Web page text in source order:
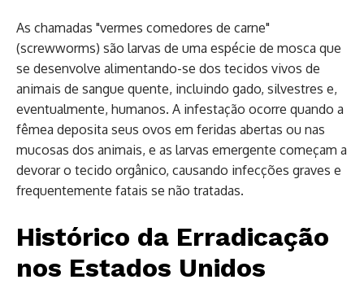
As chamadas "vermes comedores de carne"
(screwworms) são larvas de uma espécie de mosca que
se desenvolve alimentando-se dos tecidos vivos de
animais de sangue quente, incluindo gado, silvestres e,
eventualmente, humanos. A infestação ocorre quando a
fêmea deposita seus ovos em feridas abertas ou nas
mucosas dos animais, e as larvas emergente começam a
devorar o tecido orgânico, causando infecções graves e
frequentemente fatais se não tratadas.
Histórico da Erradicação
nos Estados Unidos